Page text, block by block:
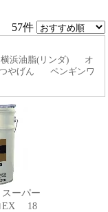
57件
横浜油脂(リンダ)
オ
やげん
ペンギンワ
ーパー
EX 18